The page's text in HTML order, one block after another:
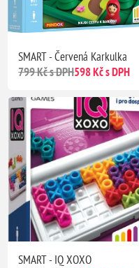
SMART - Červená Karkulka
799 Kč s DPH598 Kč s DPH
SMART - IQ XOXO